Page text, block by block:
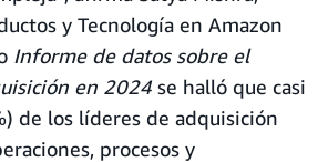
y Tecnología en Amazon
Informe de datos sobre el
en 2024se halló que casi
de los líderes de adquisición
procesos y